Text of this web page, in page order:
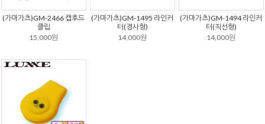
(가마가츠)GM-2466 캡후드
클립
15,000원
(가마가츠)GM-1495 라인커
터(경사형)
14,000원
(가마가츠)GM-1494 라인커
터(직선형)
14,000원